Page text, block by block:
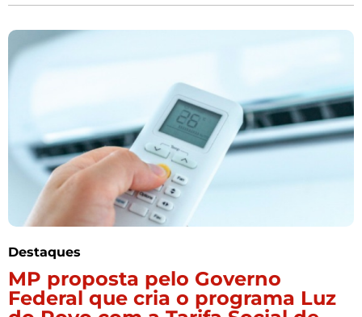
Destaques
MP proposta pelo Governo
Federal que cria o programa Luz